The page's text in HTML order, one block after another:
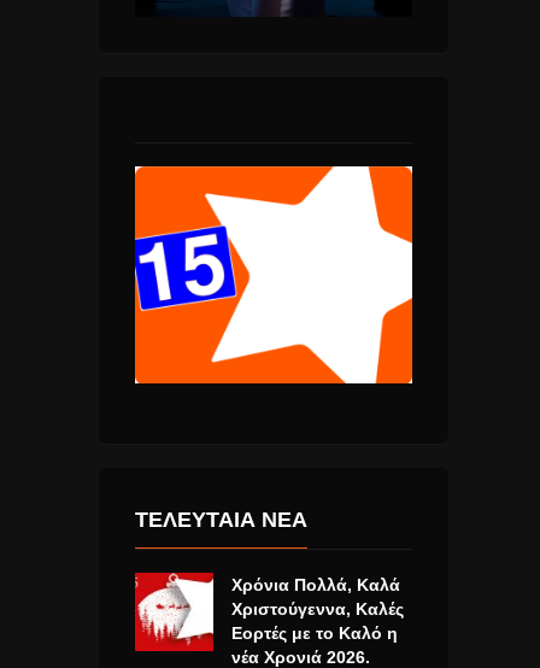
ΤΕΛΕΥΤΑΙΑ ΝΕΑ
Χρόνια Πολλά, Καλά
Χριστούγεννα, Καλές
Εορτές με το Καλό η
νέα Χρονιά 2026.